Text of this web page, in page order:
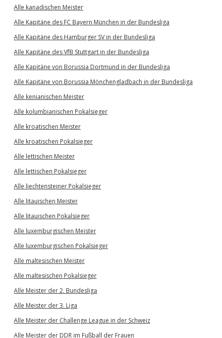
Alle kanadischen Meister
Alle Kapitäne des FC Bayern München in der Bundesliga
Alle Kapitäne des Hamburger SV in der Bundesliga
Alle Kapitäne des VfB Stuttgart in der Bundesliga
Alle Kapitäne von Borussia Dortmund in der Bundesliga
Alle Kapitäne von Borussia Mönchengladbach in der Bundesliga
Alle kenianischen Meister
Alle kolumbianischen Pokalsieger
Alle kroatischen Meister
Alle kroatischen Pokalsieger
Alle lettischen Meister
Alle lettischen Pokalsieger
Alle liechtensteiner Pokalsieger
Alle litauischen Meister
Alle litauischen Pokalsieger
Alle luxemburgischen Meister
Alle luxemburgischen Pokalsieger
Alle maltesischen Meister
Alle maltesischen Pokalsieger
Alle Meister der 2. Bundesliga
Alle Meister der 3. Liga
Alle Meister der Challenge League in der Schweiz
Alle Meister der DDR im Fußball der Frauen